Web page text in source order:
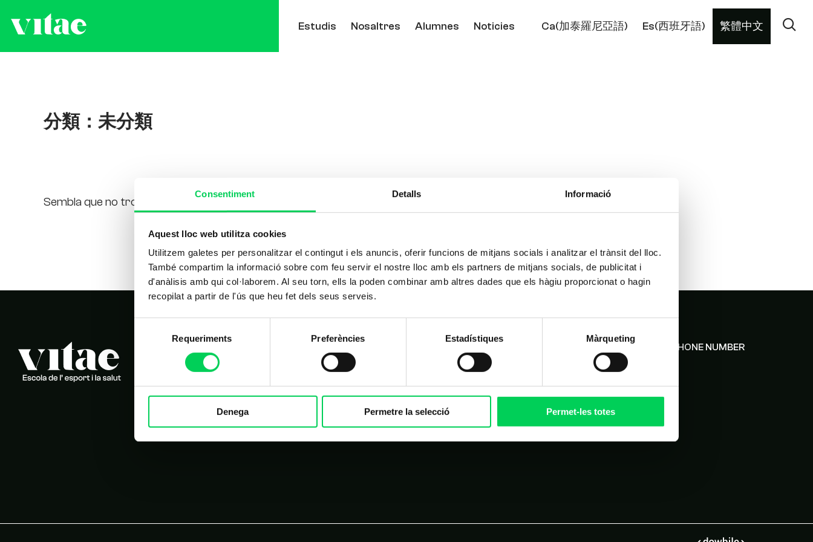
Consentiment Detalls Informació
Aquest lloc web utilitza cookies
Utilitzem galetes per personalitzar el contingut i els anuncis, oferir funcions de mitjans socials i analitzar el trànsit del lloc.
També compartim la informació sobre com feu servir el nostre lloc amb els partners de mitjans socials, de publicitat i
d'anàlisis amb qui col·laborem. Al seu torn, ells la poden combinar amb altres dades que els hàgiu proporcionat o hagin
recopilat a partir de l'ús que heu fet dels seus serveis.
consentiment
Requeriments Preferències Estadístiques Màrqueting
Denega Permetre la selecció Permet-les totes
Estudis Nosaltres Alumnes Noticies Ca(加泰羅尼亞語) Es(西班牙語) 繁體中文
分類：未分類
Sembla que no trobem el que busques.
CHINESE SERVICE PHONE NUMBER
+34 661 56 18 91
+34 661 77 86 68